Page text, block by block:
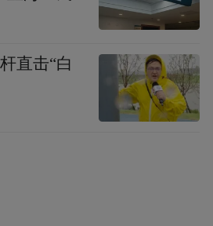
冬季出游的主要选择。
。文化和旅游部的通知强
实“乙类乙管”总体方案要
直击“白